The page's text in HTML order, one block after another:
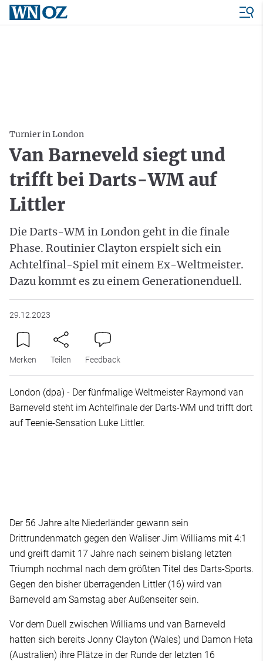
Turnier in London
Van Barneveld siegt und
trifft bei Darts-WM auf
Littler
Die Darts-WM in London geht in die finale
Phase. Routinier Clayton erspielt sich ein
Achtelfinal-Spiel mit einem Ex-Weltmeister.
Dazu kommt es zu einem Generationenduell.
29.12.2023
Merken Teilen Feedback
London (dpa) - Der fünfmalige Weltmeister Raymond van
Barneveld steht im Achtelfinale der Darts-WM und trifft dort
auf Teenie-Sensation Luke Littler.
Der 56 Jahre alte Niederländer gewann sein
Drittrundenmatch gegen den Waliser Jim Williams mit 4:1
und greift damit 17 Jahre nach seinem bislang letzten
Triumph nochmal nach dem größten Titel des Darts-Sports.
Gegen den bisher überragenden Littler (16) wird van
Barneveld am Samstag aber Außenseiter sein.
Vor dem Duell zwischen Williams und van Barneveld
hatten sich bereits Jonny Clayton (Wales) und Damon Heta
(Australien) ihre Plätze in der Runde der letzten 16